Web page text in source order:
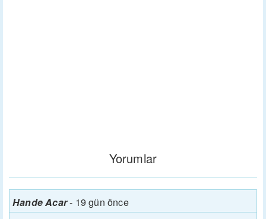
Yorumlar
Hande Acar- 19 gün önce